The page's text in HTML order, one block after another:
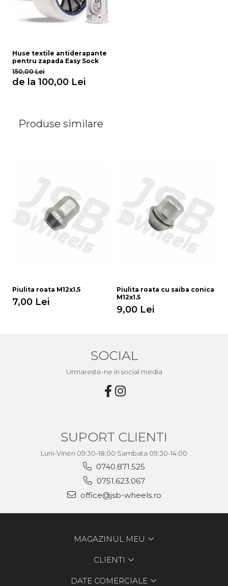
Huse textile antiderapante
pentru zapada Easy Sock
150,00 Lei
de la 100,00 Lei
Produse similare
Piulita roata M12x1.5
7,00 Lei
Piulita roata cu saiba conica
M12x1.5
9,00 Lei
SOCIAL
Urmareste-ne in social media
SUPORT CLIENTI
Luni-Vineri 09:30-18:00 Sambata 09:30-14:00
0740.871.525
0751.623.067
office@jsb-wheels.ro
MAGAZINUL MEU
CLIENTI
DATE COMERCIALE